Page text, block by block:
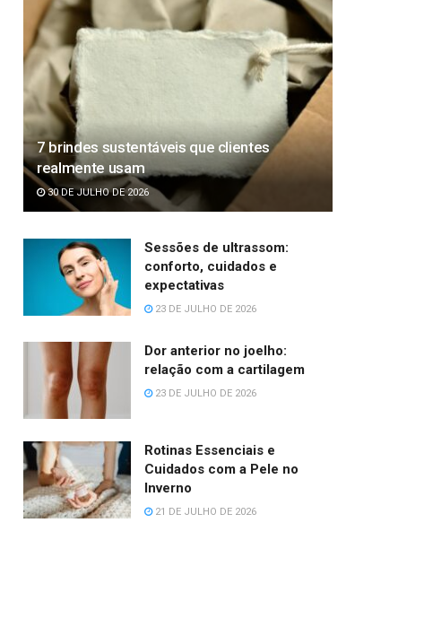
7 brindes sustentáveis que clientes
realmente usam
30 DE JULHO DE 2026
Sessões de ultrassom:
conforto, cuidados e
expectativas
23 DE JULHO DE 2026
Dor anterior no joelho:
relação com a cartilagem
23 DE JULHO DE 2026
Rotinas Essenciais e
Cuidados com a Pele no
Inverno
21 DE JULHO DE 2026